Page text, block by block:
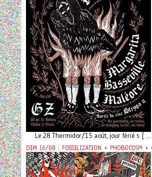
Le 28 Thermidor/15 août, jour férié s [
DIM 16/08 : FOSSILIZATION + PHOBOCOSM +